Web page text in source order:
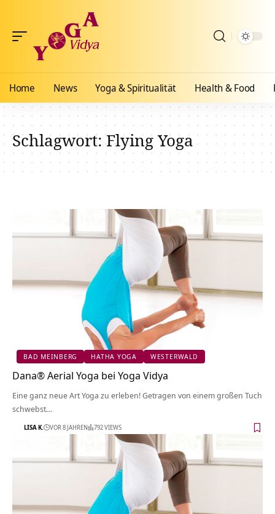
Home News Yoga & Spiritualität Health & Food
Schlagwort:Flying Yoga
BAD MEINBERG HATHA YOGA WESTERWALD
Dana® Aerial Yoga bei Yoga Vidya
Eine ganz neue Art Yoga zu erleben! Getragen von einem großen Tuch
schwebst…
LISA K. VOR 8 JAHREN 792 VIEWS